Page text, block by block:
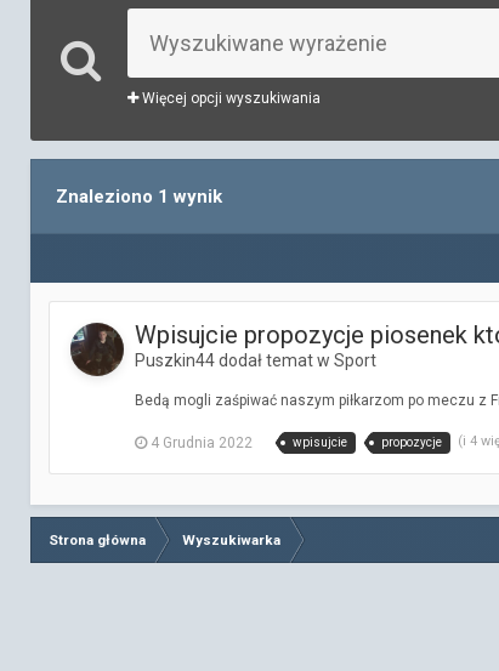
Więcej opcji wyszukiwania
Znaleziono 1 wynik
Wpisujcie propozycje piosenek
Puszkin44 dodał temat w Sport
Bedą mogli zaśpiwać naszym piłkarzom po meczu z
4 Grudnia 2022 wpisujcie propozycje (i 4
Strona główna Wyszukiwarka